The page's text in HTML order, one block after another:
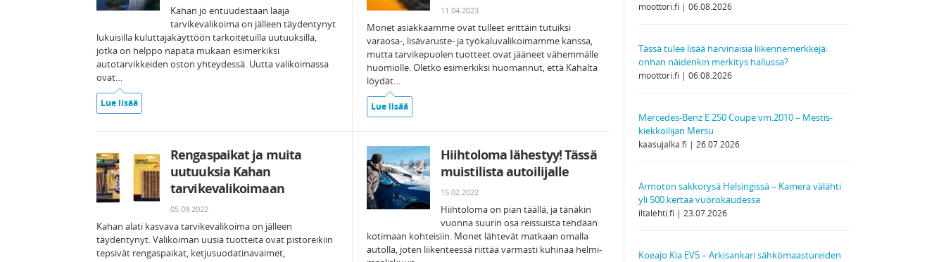
Kahan jo entuudestaan laaja
tarvikevalikoima on jälleen täydentynyt
lukuisilla kuluttajakäyttöön tarkoitetuilla uutuuksilla,
jotka on helppo napata mukaan esimerkiksi
autotarvikkeiden oston yhteydessä. Uutta valikoimassa
ovat…
Lue lisää
11.04.2023
Monet asiakkaamme ovat tulleet erittäin tutuiksi
varaosa-, lisävaruste- ja työkaluvalikoimamme kanssa,
mutta tarvikepuolen tuotteet ovat jääneet vähemmälle
huomiolle. Oletko esimerkiksi huomannut, että Kahalta
löydät…
Lue lisää
Rengaspaikat ja muita
uutuuksia Kahan
tarvikevalikoimaan
05.09.2022
Kahan alati kasvava tarvikevalikoima on jälleen
täydentynyt. Valikoiman uusia tuotteita ovat pistoreikiin
tepsivät rengaspaikat, ketjusuodatinavaimet,
Hiihtoloma lähestyy! Tässä
muistilista autoilijalle
15.02.2022
Hiihtoloma on pian täällä, ja tänäkin
vuonna suurin osa reissuista tehdään
kotimaan kohteisiin. Monet lähtevät matkaan omalla
autolla, joten liikenteessä riittää varmasti kuhinaa helmi-
moottori.fi 06.08.2026
Tässä tulee lisää harvinaisia liikennemerkkejä:
onhan näidenkin merkitys hallussa?
moottori.fi 06.08.2026
Mercedes-Benz E 250 Coupe vm.2010 – Mestis-
kiekkoilijan Mersu
kaasujalka.fi 26.07.2026
Armoton sakkorysä Helsingissä – Kamera välähti
yli 500 kertaa vuorokaudessa
iltalehti.fi 23.07.2026
Koeajo Kia EV5 – Arkisankari sähkömaastureiden